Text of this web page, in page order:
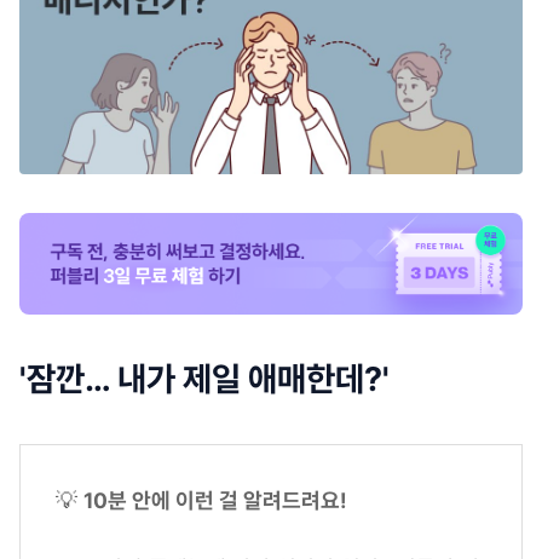
'잠깐… 내가 제일 애매한데?'
💡 10분 안에 이런 걸 알려드려요!